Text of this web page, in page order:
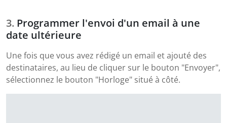
Programmer l'envoi d'un email à une
date ultérieure
Une fois que vous avez rédigé un email et ajouté des
destinataires, au lieu de cliquer sur le bouton "Envoyer",
sélectionnez le bouton "Horloge" situé à côté.